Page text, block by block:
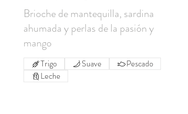
Brioche de mantequilla, sardina
ahumada y perlas de la pasión y
mango
Trigo Suave
Pescado
Leche